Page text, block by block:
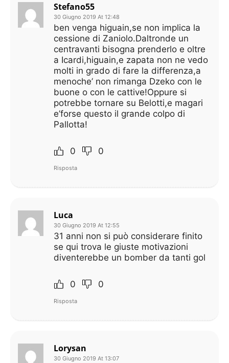
Stefano55
30 Giugno 2019 At 12:48
ben venga higuain,se non implica la
cessione di Zaniolo.Daltronde un
centravanti bisogna prenderlo e oltre
a Icardi,higuain,e zapata non ne vedo
molti in grado di fare la differenza,a
menoche’ non rimanga Dzeko con le
buone o con le cattive!Oppure si
potrebbe tornare su Belotti,e magari
e’forse questo il grande colpo di
Pallotta!
0 0
Risposta
Luca
30 Giugno 2019 At 12:55
31 anni non si può considerare finito
se qui trova le giuste motivazioni
diventerebbe un bomber da tanti gol
0 0
Risposta
Lorysan
30 Giugno 2019 At 13:07